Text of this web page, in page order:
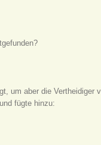
um aber die Vertheidiger
fügte hinzu: